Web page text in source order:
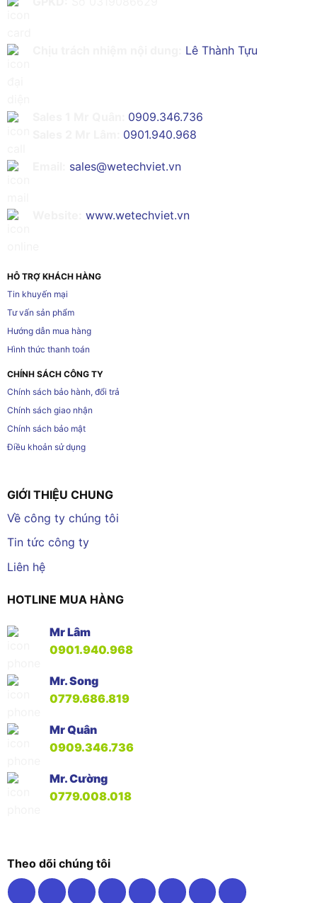
Lê Thành Tựu
0909.346.736
0901.940.968
sales@wetechviet.vn
www.wetechviet.vn
HỖ TRỢ KHÁCH HÀNG
Tin khuyến mại
Tư vấn sản phẩm
Hướng dẫn mua hàng
Hình thức thanh toán
CHÍNH SÁCH CÔNG TY
Chính sách bảo hành, đổi trả
Chính sách giao nhận
Chính sách bảo mật
Điều khoản sử dụng
GIỚI THIỆU CHUNG
Về công ty chúng tôi
Tin tức công ty
Liên hệ
HOTLINE MUA HÀNG
Mr Lâm
0901.940.968
Mr. Song
0779.686.819
Mr Quân
0909.346.736
Mr. Cường
0779.008.018
Theo dõi chúng tôi